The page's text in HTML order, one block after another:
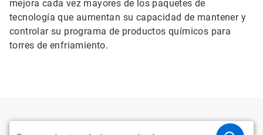
mejora cada vez mayores de los paquetes de
tecnología que aumentan su capacidad de mantener y
controlar su programa de productos químicos para
torres de enfriamiento.